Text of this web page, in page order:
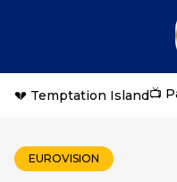
💔 Temptation Island📺
EUROVISION